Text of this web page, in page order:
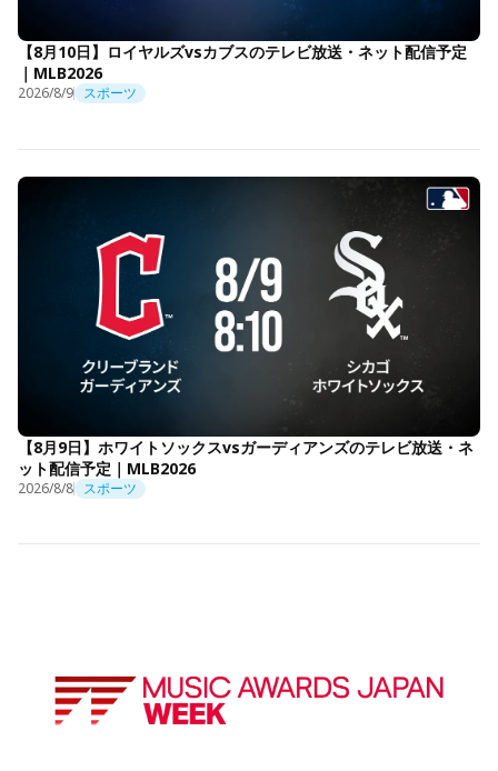
【8月10日】ロイヤルズvsカブスのテレビ放送・ネット配信予定
｜MLB2026
2026/8/9 スポーツ
【8月9日】ホワイトソックスvsガーディアンズのテレビ放送・ネ
ット配信予定｜MLB2026
2026/8/8 スポーツ